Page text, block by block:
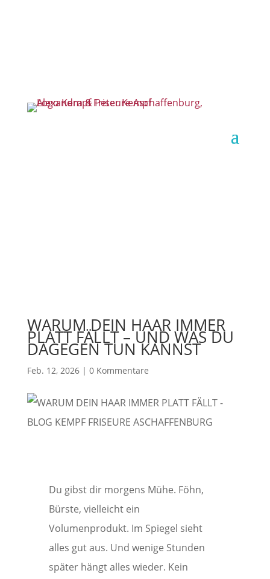
WARUM DEIN HAAR IMMER
PLATT FÄLLT – UND WAS DU
DAGEGEN TUN KANNST
Feb. 12, 2026| 0 Kommentare
Du gibst dir morgens Mühe. Föhn,
Bürste, vielleicht ein
Volumenprodukt. Im Spiegel sieht
alles gut aus. Und wenige Stunden
später hängt alles wieder. Kein